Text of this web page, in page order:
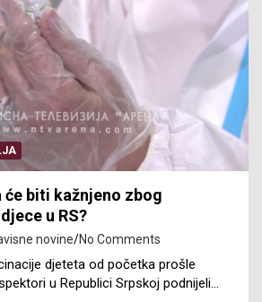
biti kažnjeno zbog
u RS?
novine No Comments
djeteta od početka prošle
u Republici Srpskoj podnijeli…